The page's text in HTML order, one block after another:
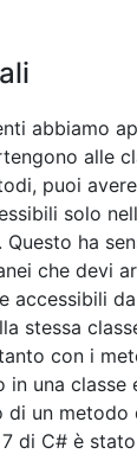
abbiamo
alle
puoi
solo
ha
che devi
accessibili
stessa
con i
in una classe
di un metodo
7 di C# è